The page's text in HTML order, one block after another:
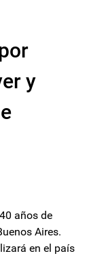
y
años de
Aires.
en el país